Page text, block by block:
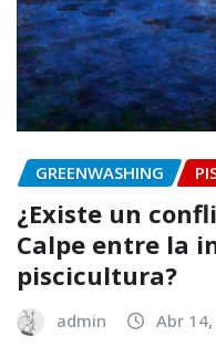
GREENWASHING
¿Existe un
Calpe entre la
piscicultura?
admin Abr